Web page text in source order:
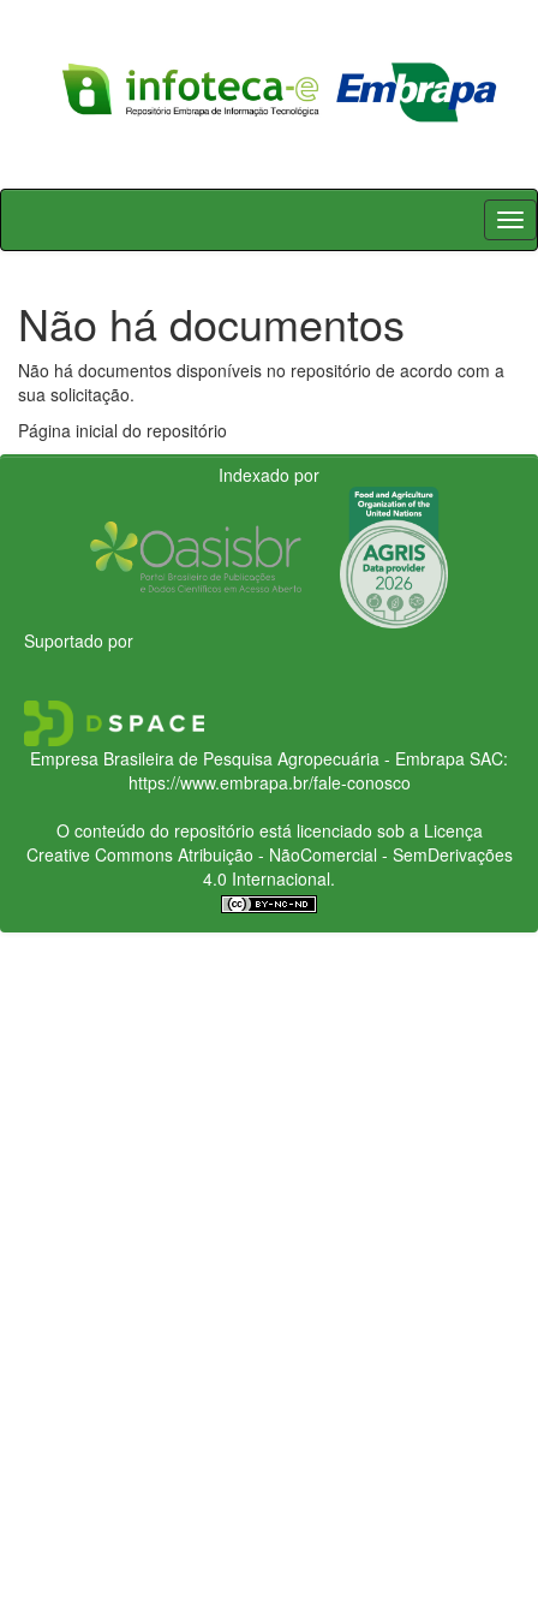
Skip
Não há documentos
Não há documentos disponíveis no repositório de acordo com a
sua solicitação.
Página inicial do repositório
Indexado por
Suportado por
Empresa Brasileira de Pesquisa Agropecuária - Embrapa SAC:
https://www.embrapa.br/fale-conosco
O conteúdo do repositório está licenciado sob a Licença
Creative CommonsAtribuição - NãoComercial - SemDerivações
4.0 Internacional.